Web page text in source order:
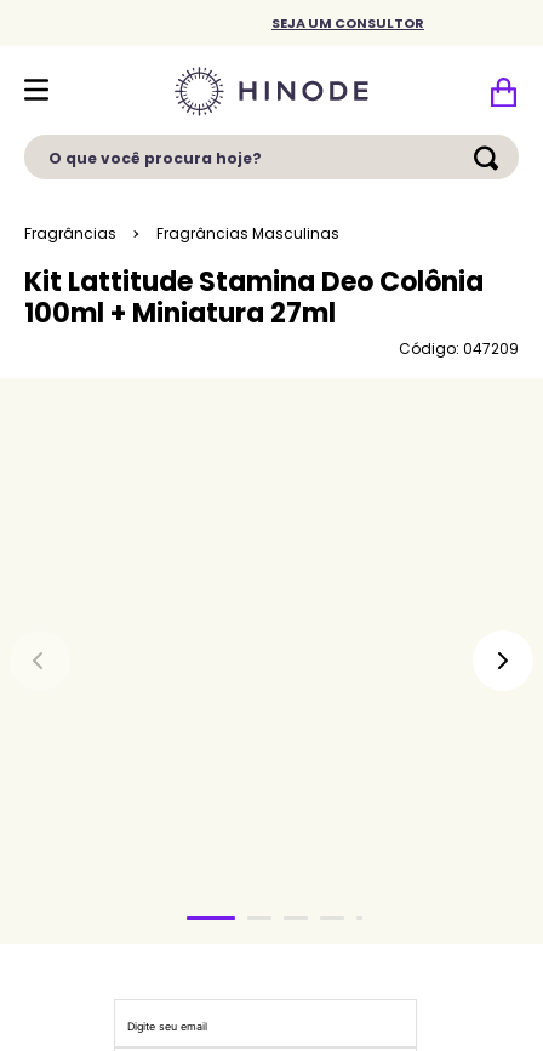
SEJA UM CONSULTOR
O que você procura hoje?
Fragrâncias Fragrâncias Masculinas
Kit Lattitude Stamina Deo Colônia
100ml + Miniatura 27ml
Código: 047209